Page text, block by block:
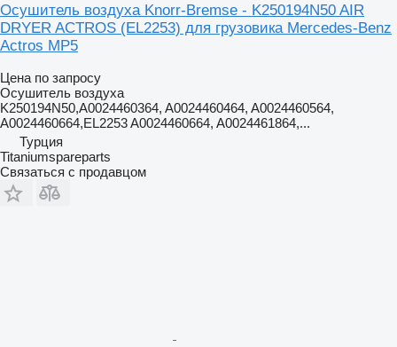
Осушитель воздуха Knorr-Bremse - K250194N50 AIR
DRYER ACTROS (EL2253) для грузовика Mercedes-Benz
Actros MP5
Цена по запросу
Осушитель воздуха
K250194N50,A0024460364, A0024460464, A0024460564,
A0024460664,EL2253 A0024460664, A0024461864,...
Турция
Titaniumspareparts
Связаться с продавцом